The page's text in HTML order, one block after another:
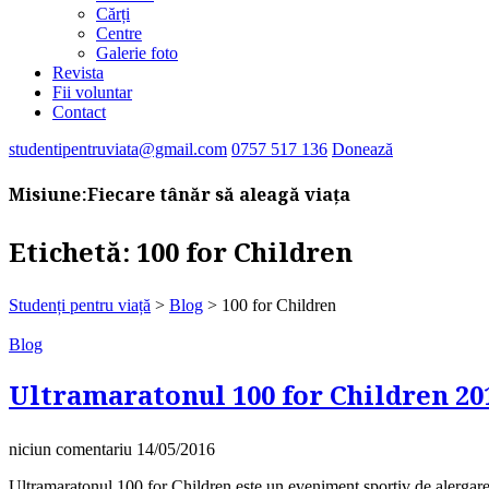
Cărți
Centre
Galerie foto
Revista
Fii voluntar
Contact
studentipentruviata@gmail.com 0757 517 136 Donează
Misiune:Fiecare tânăr să aleagă viața
Etichetă: 100 for Children
Studenți pentru viață > Blog > 100 for Children
Blog
Ultramaratonul 100 for Children
niciun comentariu 14/05/2016